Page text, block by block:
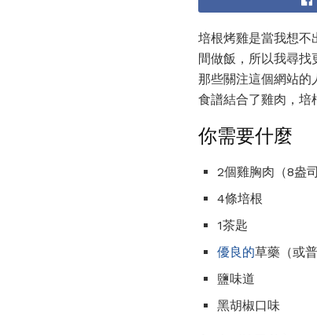
培根烤雞是當我想不
間做飯，所以我尋
那些關注這個網站的
食譜結合了雞肉，培
你需要什麼
2個雞胸肉（8盎
4條培根
1茶匙
優良的草藥（或
鹽味道
黑胡椒口味